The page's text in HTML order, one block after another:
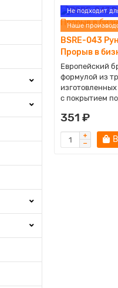
Не подходит
Наше
BSRE-043
Прорыв в
Европейский
формулой из
с покрытием
351 ₽